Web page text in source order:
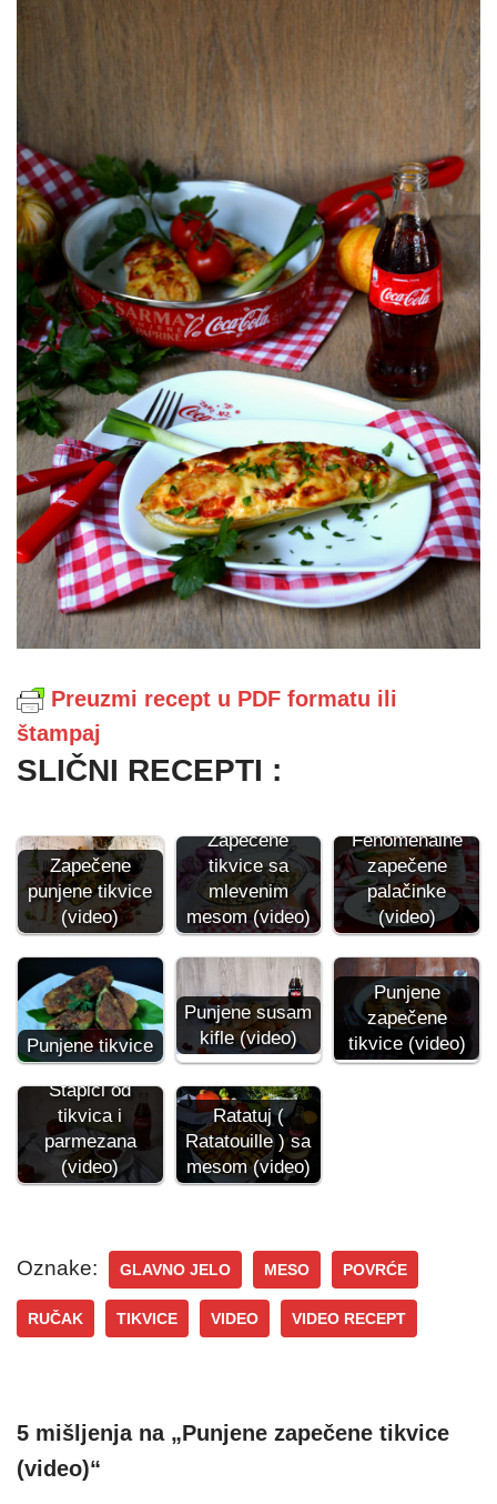
Preuzmi recept u PDF formatu ili
štampaj
SLIČNI RECEPTI :
Zapečene
punjene tikvice
(video)
Zapečene
tikvice sa
mlevenim
mesom (video)
Fenomenalne
zapečene
palačinke
(video)
Punjene tikvice
Punjene susam
kifle (video)
Punjene
zapečene
tikvice (video)
Štapići od
tikvica i
parmezana
(video)
Ratatuj (
Ratatouille ) sa
mesom (video)
Oznake: GLAVNO JELO MESO POVRĆE
RUČAK TIKVICE VIDEO VIDEO RECEPT
5 mišljenja na „Punjene zapečene tikvice
(video)“